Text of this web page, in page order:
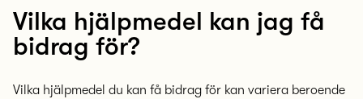
Vilka hjälpmedel kan jag få
bidrag för?
Vilka hjälpmedel du kan få bidrag för kan variera beroende